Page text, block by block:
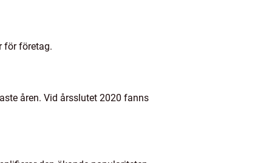
för företag.
åren. Vid årsslutet 2020 fanns